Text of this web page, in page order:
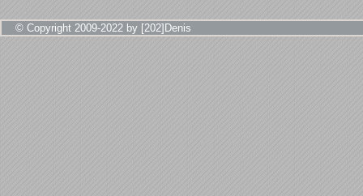
© Copyright 2009-2022 by [202]Denis